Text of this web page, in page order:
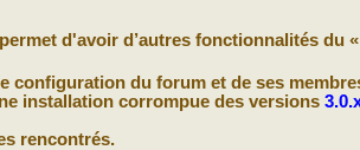
d'avoir d’autres fonctionnalités du
configuration du forum et de ses
installation corrompue des versions
rencontrés.